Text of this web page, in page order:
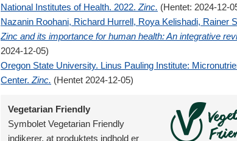
National Institutes of Health. 2022. Zinc. (Hentet: 2024-12-
Nazanin Roohani, Richard Hurrell, Roya Kelishadi, Rainer
Zinc and its importance for human health: An integrative
2024-12-05)
Oregon State University. Linus Pauling Institute:
Center. Zinc. (Hentet 2024-12-05)
Vegetarian Friendly
Symbolet Vegetarian Friendly
indikerer, at produktets indhold er